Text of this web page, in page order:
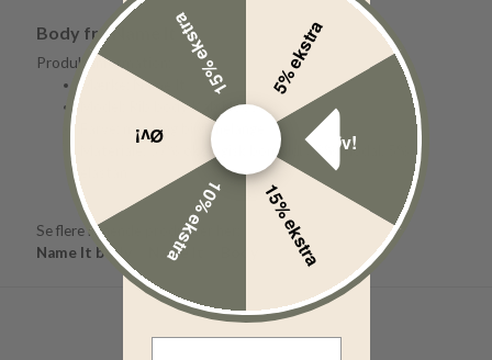
Body fra Name It
Produktinformation:
Mærke: Name It
Model: Rib body Kab Noos
Farve: mocking bird melange
Materiale: 57% økologisk bomuld, 38% modal, 5%
Se flere lignende produkter her:
Name It body
Name It
5% ekstra
Øv!
15% ekstra
10% ekstra
Øv!
15% ekstra